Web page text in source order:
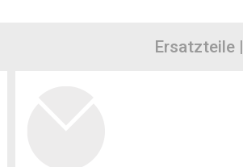
Ersatzteile |